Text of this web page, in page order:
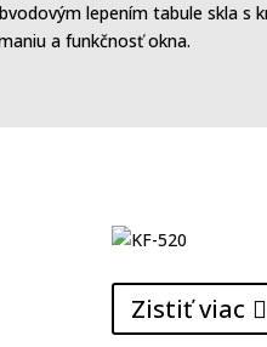
lepením tabule skla
a funkčnosť okna.
Zistiť viac